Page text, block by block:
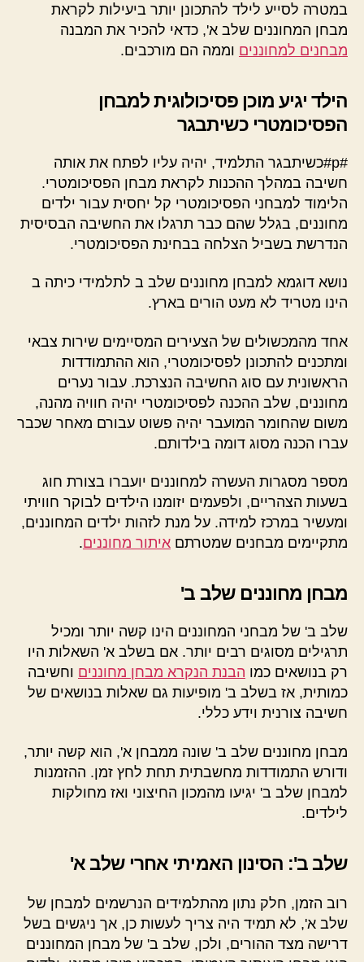
במטרה לסייע לילד להתכונן יותר ביעילות לקראת
מבחן המחוננים שלב א', כדאי להכיר את המבנה
מבחנים למחוננים וממה הם מורכבים.
הילד יגיע מוכן פסיכולוגית למבחן
הפסיכומטרי כשיתבגר
#p#כשיתבגר התלמיד, יהיה עליו לפתח את אותה
חשיבה במהלך ההכנות לקראת מבחן הפסיכומטרי.
הלימוד למבחני הפסיכומטרי קל יחסית עבור ילדים
מחוננים, בגלל שהם כבר תרגלו את החשיבה הבסיסית
הנדרשת בשביל הצלחה בבחינת הפסיכומטרי.
נושא דוגמא למבחן מחוננים שלב ב לתלמידי כיתה ב
הינו מטריד לא מעט הורים בארץ.
אחד מהמכשולים של הצעירים המסיימים שירות צבאי
ומתכנים להתכונן לפסיכומטרי, הוא ההתמודדות
הראשונית עם סוג החשיבה הנצרכת. עבור נערים
מחוננים, שלב ההכנה לפסיכומטרי יהיה חוויה מהנה,
משום שהחומר המועבר יהיה פשוט עבורם מאחר שכבר
עברו הכנה מסוג דומה בילדותם.
מספר מסגרות העשרה למחוננים יועברו בצורת חוג
בשעות הצהריים, ולפעמים יזומנו הילדים לבוקר חוויתי
ומעשיר במרכז למידה. על מנת לזהות ילדים המחוננים,
מתקיימים מבחנים שמטרתם איתור מחוננים.
מבחן מחוננים שלב ב'
שלב ב' של מבחני המחוננים הינו קשה יותר ומכיל
תרגילים מסוגים רבים יותר. אם בשלב א' השאלות היו
רק בנושאים כמו הבנת הנקרא מבחן מחוננים וחשיבה
כמותית, אז בשלב ב' מופיעות גם שאלות בנושאים של
חשיבה צורנית וידע כללי.
מבחן מחוננים שלב ב' שונה ממבחן א', הוא קשה יותר,
ודורש התמודדות מחשבתית תחת לחץ זמן. ההזמנות
למבחן שלב ב' יגיעו מהמכון החיצוני ואז מחולקות
לילדים.
שלב ב': הסינון האמיתי אחרי שלב א'
רוב הזמן, חלק נתון מהתלמידים הנרשמים למבחן של
שלב א', לא תמיד היה צריך לעשות כן, אך ניגשים בשל
דרישה מצד ההורים, ולכן, שלב ב' של מבחן המחוננים